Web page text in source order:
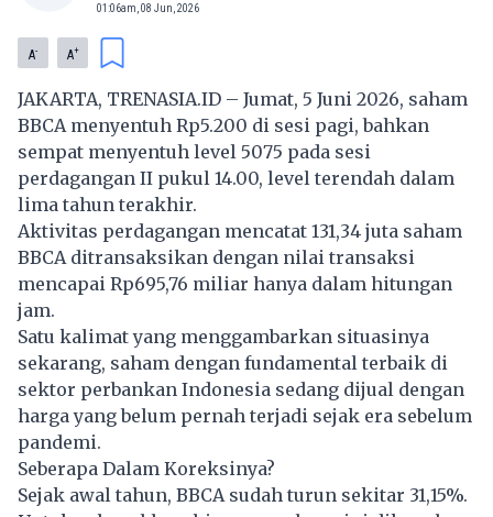
01:06am, 08 Jun, 2026
A- A+
JAKARTA, TRENASIA.ID – Jumat, 5 Juni 2026, saham
BBCA menyentuh Rp5.200 di sesi pagi, bahkan
sempat menyentuh level 5075 pada sesi
perdagangan II pukul 14.00, level terendah dalam
lima tahun terakhir.
Aktivitas perdagangan mencatat 131,34 juta saham
BBCA ditransaksikan dengan nilai transaksi
mencapai Rp695,76 miliar hanya dalam hitungan
jam.
Satu kalimat yang menggambarkan situasinya
sekarang, saham dengan fundamental terbaik di
sektor perbankan Indonesia sedang dijual dengan
harga yang belum pernah terjadi sejak era sebelum
pandemi.
Seberapa Dalam Koreksinya?
Sejak awal tahun, BBCA sudah turun sekitar 31,15%.